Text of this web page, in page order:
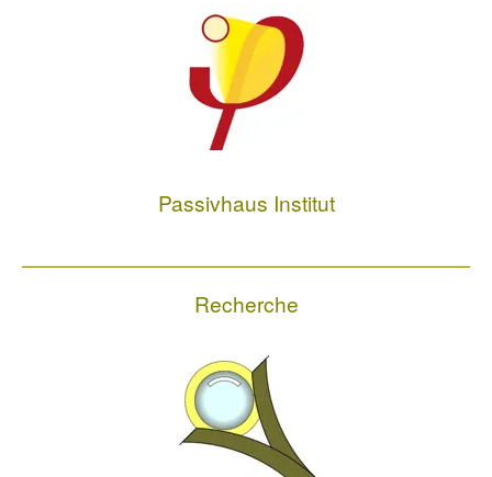
Passivhaus Institut
Recherche